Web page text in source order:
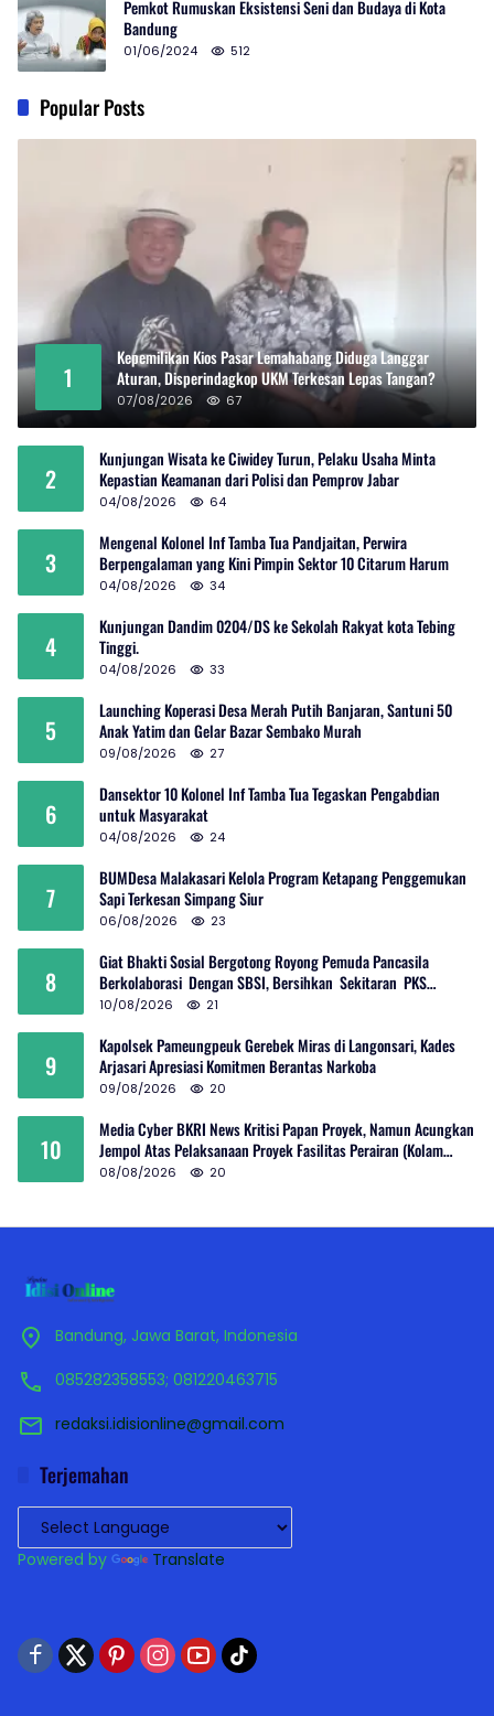
Pemkot Rumuskan Eksistensi Seni dan Budaya di Kota
Bandung
01/06/2024 512
Popular Posts
1
Kepemilikan Kios Pasar Lemahabang Diduga Langgar
Aturan, Disperindagkop UKM Terkesan Lepas Tangan?
07/08/2026 67
2
Kunjungan Wisata ke Ciwidey Turun, Pelaku Usaha Minta
Kepastian Keamanan dari Polisi dan Pemprov Jabar
04/08/2026 64
3
Mengenal Kolonel Inf Tamba Tua Pandjaitan, Perwira
Berpengalaman yang Kini Pimpin Sektor 10 Citarum Harum
04/08/2026 34
4
Kunjungan Dandim 0204/DS ke Sekolah Rakyat kota Tebing
Tinggi.
04/08/2026 33
5
Launching Koperasi Desa Merah Putih Banjaran, Santuni 50
Anak Yatim dan Gelar Bazar Sembako Murah
09/08/2026 27
6
Dansektor 10 Kolonel Inf Tamba Tua Tegaskan Pengabdian
untuk Masyarakat
04/08/2026 24
7
BUMDesa Malakasari Kelola Program Ketapang Penggemukan
Sapi Terkesan Simpang Siur
06/08/2026 23
8
Giat Bhakti Sosial Bergotong Royong Pemuda Pancasila
Berkolaborasi Dengan SBSI, Bersihkan Sekitaran PKS
Rambutan Dan Jalan Umum
10/08/2026 21
9
Kapolsek Pameungpeuk Gerebek Miras di Langonsari, Kades
Arjasari Apresiasi Komitmen Berantas Narkoba
09/08/2026 20
10
Media Cyber BKRI News Kritisi Papan Proyek, Namun Acungkan
Jempol Atas Pelaksanaan Proyek Fasilitas Perairan (Kolam
Labuh) PP Jayanti
08/08/2026 20
Bandung, Jawa Barat, Indonesia
085282358553; 081220463715
redaksi.idisionline@gmail.com
Terjemahan
Powered by Translate